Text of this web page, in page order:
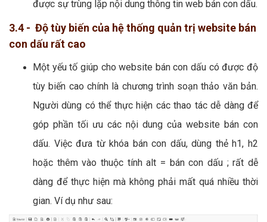
được sự trùng lặp nội dung thông tin web bán con dấu.
3.4 - Độ tùy biến của hệ thống quản trị website bán
con dấu rất cao
Một yếu tố giúp cho website bán con dấu có được độ
tùy biến cao chính là chương trình soạn thảo văn bản.
Người dùng có thể thực hiện các thao tác dễ dàng để
góp phần tối ưu các nội dung của website bán con
dấu. Việc đưa từ khóa bán con dấu, dùng thẻ h1, h2
hoặc thêm vào thuộc tính alt = bán con dấu ; rất dễ
dàng để thực hiện mà không phải mất quá nhiều thời
gian. Ví dụ như sau: